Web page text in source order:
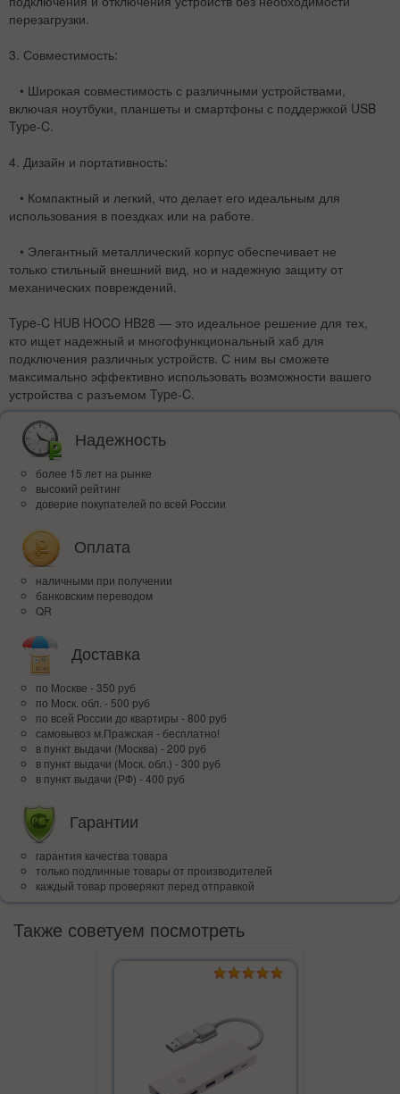
перезагрузки.
3. Совместимость:
• Широкая совместимость с различными устройствами,
включая ноутбуки, планшеты и смартфоны с поддержкой USB
Type-C.
4. Дизайн и портативность:
• Компактный и легкий, что делает его идеальным для
использования в поездках или на работе.
• Элегантный металлический корпус обеспечивает не
только стильный внешний вид, но и надежную защиту от
механических повреждений.
Type-C HUB HOCO HB28 — это идеальное решение для тех,
кто ищет надежный и многофункциональный хаб для
подключения различных устройств. С ним вы сможете
максимально эффективно использовать возможности вашего
устройства с разъемом Type-C.
Надежность
более 15 лет на рынке
высокий рейтинг
доверие покупателей по всей России
Оплата
наличными при получении
банковским переводом
QR
Доставка
по Москве - 350 руб
по Моск. обл. - 500 руб
по всей Росcии до квартиры - 800 руб
самовывоз м.Пражская - бесплатно!
в пункт выдачи (Москва) - 200 руб
в пункт выдачи (Моск. обл.) - 300 руб
в пункт выдачи (РФ) - 400 руб
Гарантии
гарантия качества товара
только подлинные товары от производителей
каждый товар проверяют перед отправкой
Также советуем посмотреть